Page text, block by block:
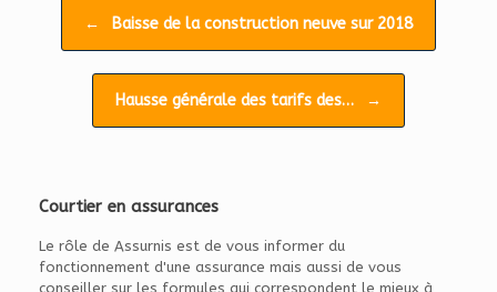
← Baisse de la construction neuve sur 2018
Hausse générale des tarifs des… →
Courtier en assurances
Le rôle de Assurnis est de vous informer du
fonctionnement d'une assurance mais aussi de vous
conseiller sur les formules qui correspondent le mieux à